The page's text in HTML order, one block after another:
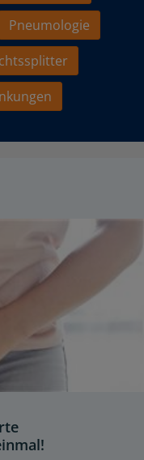
Pneumologie